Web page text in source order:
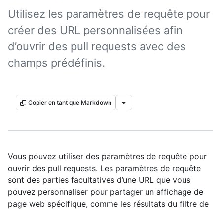
Utilisez les paramètres de requête pour
créer des URL personnalisées afin
d’ouvrir des pull requests avec des
champs prédéfinis.
Copier en tant que Markdown
Vous pouvez utiliser des paramètres de requête pour
ouvrir des pull requests. Les paramètres de requête
sont des parties facultatives d’une URL que vous
pouvez personnaliser pour partager un affichage de
page web spécifique, comme les résultats du filtre de